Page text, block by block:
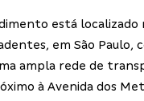
está localizado
em São Paulo,
ampla rede de
à Avenida dos